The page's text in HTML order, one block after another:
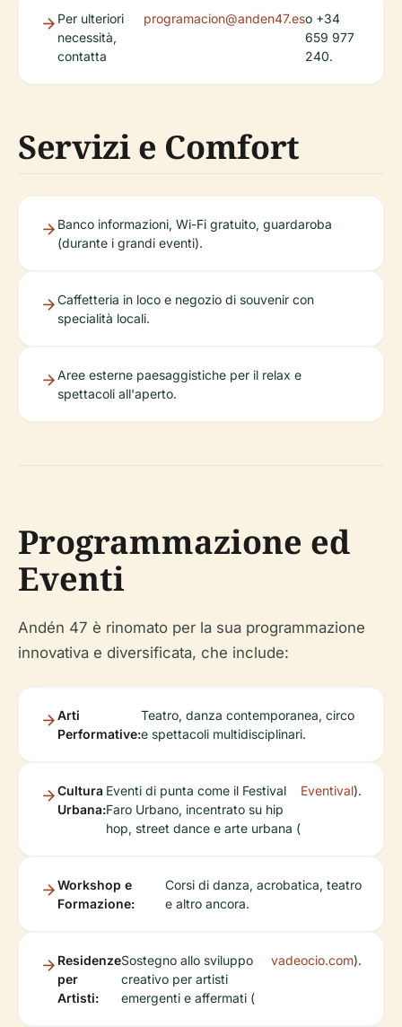
Per ulteriori
necessità,
contatta
programacion@anden47.eso +34
659 977
240.
Servizi e Comfort
Banco informazioni, Wi-Fi gratuito, guardaroba
(durante i grandi eventi).
Caffetteria in loco e negozio di souvenir con
specialità locali.
Aree esterne paesaggistiche per il relax e
spettacoli all'aperto.
Programmazione ed
Eventi
Andén 47 è rinomato per la sua programmazione
innovativa e diversificata, che include:
Arti
Performative:
Teatro, danza contemporanea, circo
e spettacoli multidisciplinari.
Cultura
Urbana:
Eventi di punta come il Festival
Faro Urbano, incentrato su hip
hop, street dance e arte urbana (
Eventival).
Workshop e
Formazione:
Corsi di danza, acrobatica, teatro
e altro ancora.
Residenze
per
Artisti:
Sostegno allo sviluppo
creativo per artisti
emergenti e affermati (
vadeocio.com).